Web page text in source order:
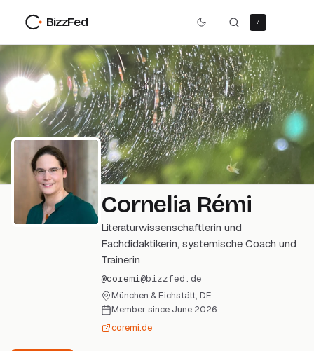
BizzFed ?
Cornelia Rémi
Literaturwissenschaftlerin und
Fachdidaktikerin, systemische Coach und
Trainerin
@coremi@bizzfed.de
München & Eichstätt, DE
Member since June 2026
coremi.de